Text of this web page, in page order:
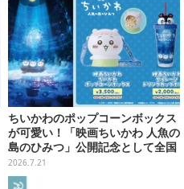
ちいかわのポップコーンボックス
が可愛い！「映画ちいかわ 人魚の
島のひみつ」公開記念として全国
劇場で販売決定、セイレーンドリ
ンクカップホルダーも
2026.7.21